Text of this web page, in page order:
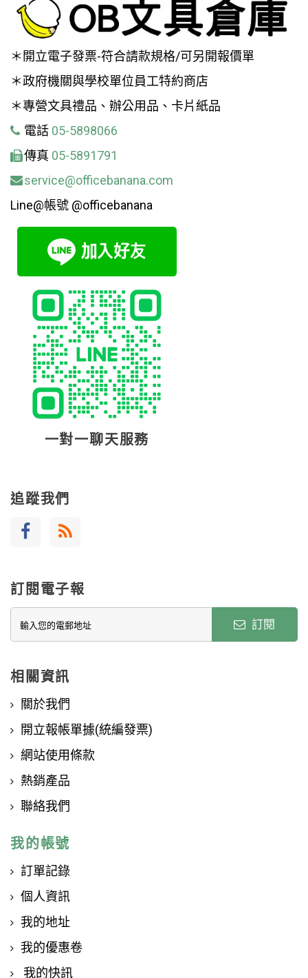
＊開立電子發票-符合請款規格/可另開報價單
＊政府機關與學校單位員工特約商店
＊專營文具禮品、辦公用品、卡片紙品
電話 05-5898066
傳真 05-5891791
service@officebanana.com
Line@帳號 @officebanana
一對一聊天服務
追蹤我們
訂閱電子報
訂閱
相關資訊
關於我們
開立報帳單據(統編發票)
網站使用條款
熱銷產品
聯絡我們
我的帳號
訂單記錄
個人資訊
我的地址
我的優惠卷
我的快訊